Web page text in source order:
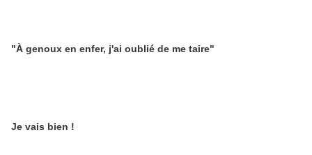
"À genoux en enfer, j'ai oublié de me taire"
Je vais bien !